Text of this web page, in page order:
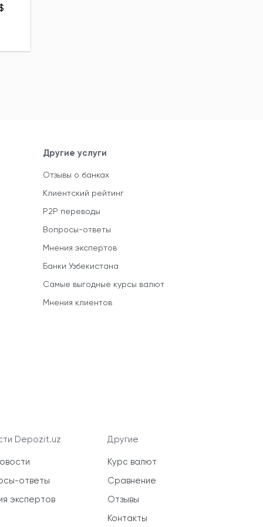
Другие услуги
Отзывы о банках
Клиентский рейтинг
P2P переводы
Вопросы-ответы
Мнения экспертов
Банки Узбекистана
Самые выгодные курсы валют
Мнения клиентов
Depozit.uz
ответы
экспертов
Другие
Курс валют
Сравнение
Отзывы
Контакты